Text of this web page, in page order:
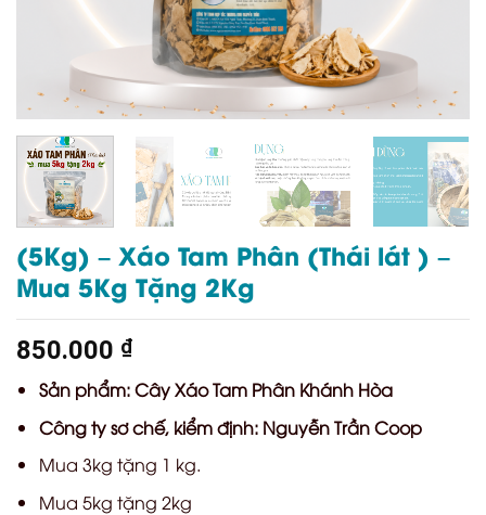
(5Kg) – Xáo Tam Phân (Thái lát ) –
Mua 5Kg Tặng 2Kg
850.000 ₫
Sản phẩm: Cây Xáo Tam Phân Khánh Hòa
Công ty sơ chế, kiểm định: Nguyễn Trần Coop
Mua 3kg tặng 1 kg.
Mua 5kg tặng 2kg